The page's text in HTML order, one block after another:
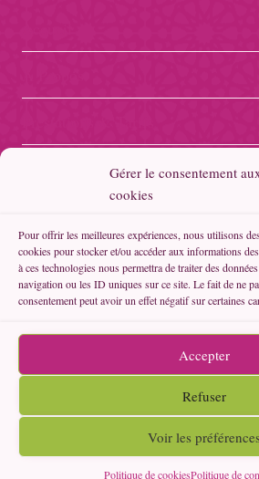
Gérer le consentement
cookies
Pour offrir les meilleures expériences, nous utilisons
cookies pour stocker et/ou accéder aux informations
à ces technologies nous permettra de traiter des
navigation ou les ID uniques sur ce site. Le fait de ne
consentement peut avoir un effet négatif sur certaines
Accepter
Refuser
Voir les préférences
Politique de cookiesPolitique de
Boutique Fil’Orient
Politique de confidentialité
Politique de cookies (UE)
© 2026